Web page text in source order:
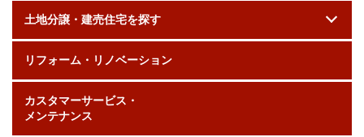
土地分譲・建売住宅を探す
リフォーム・リノベーション
カスタマーサービス・
メンテナンス